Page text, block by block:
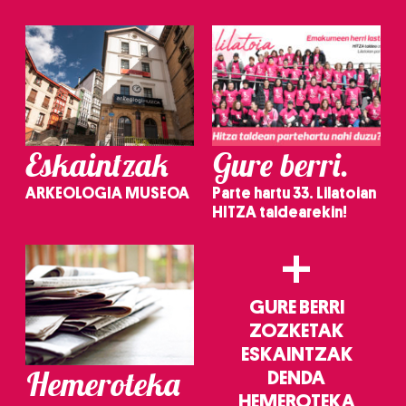
Eskaintzak
ARKEOLOGIA MUSEOA
Gure berri.
Parte hartu 33. Lilatoian
HITZA taldearekin!
Hemeroteka
+
GURE BERRI
ZOZKETAK
ESKAINTZAK
DENDA
HEMEROTEKA